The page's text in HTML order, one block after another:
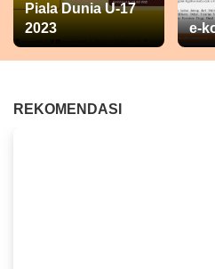
Piala Dunia U-17
2023
e-
REKOMENDASI